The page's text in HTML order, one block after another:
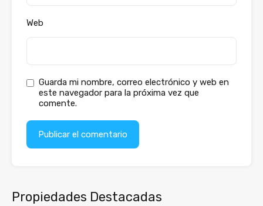
Web
Guarda mi nombre, correo electrónico y web en
este navegador para la próxima vez que
comente.
Propiedades Destacadas